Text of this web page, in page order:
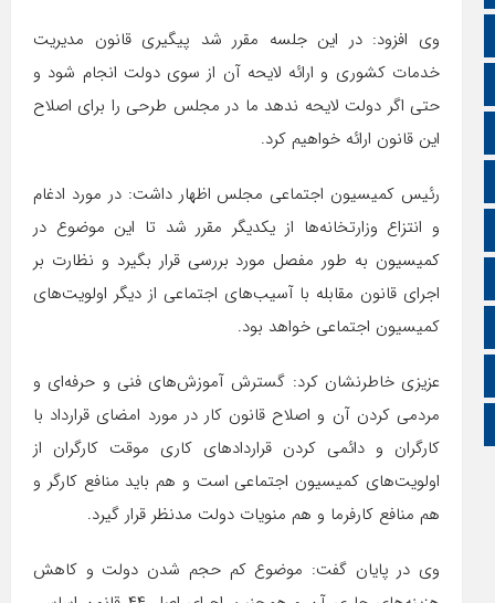
تالار گفتمان
اپلیکیشن سایت
اطلاعات سایت
زبان انگلیسی
زبان عربی
وی افزود: در این جلسه مقرر شد پیگیری قانون مدیریت
خدمات کشوری و ارائه لایحه آن از سوی دولت انجام شود و
حتی اگر دولت لایحه ندهد ما در مجلس طرحی را برای اصلاح
این قانون ارائه خواهیم کرد.
رئیس کمیسیون اجتماعی مجلس اظهار داشت:‌ در مورد ادغام
و انتزاع وزارتخانه‌ها از یکدیگر مقرر شد تا این موضوع در
کمیسیون به طور مفصل مورد بررسی قرار بگیرد و نظارت بر
اجرای قانون مقابله با آسیب‌های اجتماعی از دیگر اولویت‌های
کمیسیون اجتماعی خواهد بود.
عزیزی خاطرنشان کرد: گسترش آموزش‌های فنی و حرفه‌ای و
مردمی کردن آن و اصلاح قانون کار در مورد امضای قرارداد با
کارگران و دائمی کردن قراردادهای کاری موقت کارگران از
اولویت‌های کمیسیون اجتماعی است و هم باید منافع کارگر و
هم منافع کارفرما و هم منویات دولت مدنظر قرار گیرد.
وی در پایان گفت: موضوع کم حجم شدن دولت و کاهش